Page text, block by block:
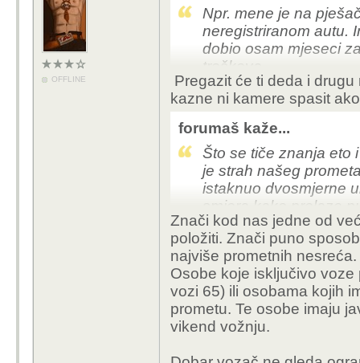
da divljake spremimo
sposobnima
radost svih ostalih ne
svako dobro i ciste ceste
OFFLINE
Npr. mene je na
neregistriranom autu.
dobio osam mjeseci
troškova.
Da je dobio tri godine
koja bi saznala za
vozila u
pješečkog prijelaza,
cesti.
Pregazit će ti deda i
kazne ni kamere spasit
forumaš kaže...
Što se tiče znanja eto
je strah našeg
istaknuo dvosmjerne
smjera kako prelaze
vozača, strah je i
IMO samo budala se
Znači kod nas jedne od
položiti. Znači puno
najviše prometnih
Osobe koje isključivo
vozi 65) ili osobama kojih
prometu. Te osobe imaju
vikend vožnju.